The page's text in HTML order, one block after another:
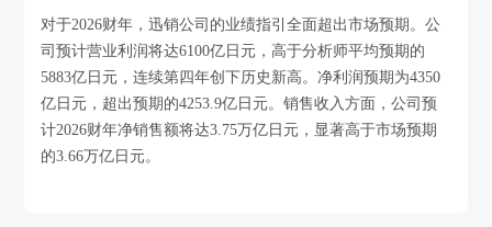
对于2026财年，迅销公司的业绩指引全面超出市场预期。公
司预计营业利润将达6100亿日元，高于分析师平均预期的
5883亿日元，连续第四年创下历史新高。净利润预期为4350
亿日元，超出预期的4253.9亿日元。销售收入方面，公司预
计2026财年净销售额将达3.75万亿日元，显著高于市场预期
的3.66万亿日元。